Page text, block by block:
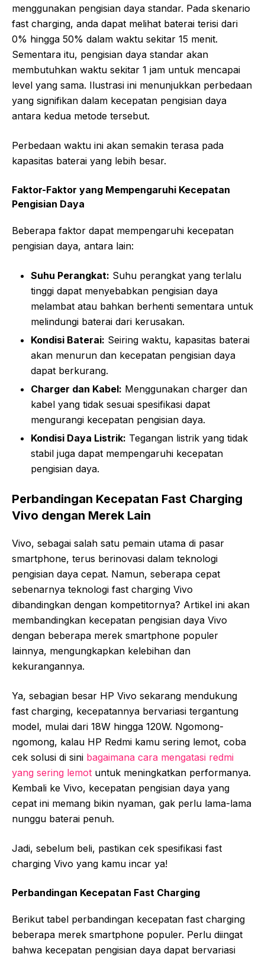
menggunakan pengisian daya standar. Pada skenario
fast charging, anda dapat melihat baterai terisi dari
0% hingga 50% dalam waktu sekitar 15 menit.
Sementara itu, pengisian daya standar akan
membutuhkan waktu sekitar 1 jam untuk mencapai
level yang sama. Ilustrasi ini menunjukkan perbedaan
yang signifikan dalam kecepatan pengisian daya
antara kedua metode tersebut.
Perbedaan waktu ini akan semakin terasa pada
kapasitas baterai yang lebih besar.
Faktor-Faktor yang Mempengaruhi Kecepatan
Pengisian Daya
Beberapa faktor dapat mempengaruhi kecepatan
pengisian daya, antara lain:
Suhu Perangkat: Suhu perangkat yang terlalu
tinggi dapat menyebabkan pengisian daya
melambat atau bahkan berhenti sementara untuk
melindungi baterai dari kerusakan.
Kondisi Baterai: Seiring waktu, kapasitas baterai
akan menurun dan kecepatan pengisian daya
dapat berkurang.
Charger dan Kabel: Menggunakan charger dan
kabel yang tidak sesuai spesifikasi dapat
mengurangi kecepatan pengisian daya.
Kondisi Daya Listrik: Tegangan listrik yang tidak
stabil juga dapat mempengaruhi kecepatan
pengisian daya.
Perbandingan Kecepatan Fast Charging
Vivo dengan Merek Lain
Vivo, sebagai salah satu pemain utama di pasar
smartphone, terus berinovasi dalam teknologi
pengisian daya cepat. Namun, seberapa cepat
sebenarnya teknologi fast charging Vivo
dibandingkan dengan kompetitornya? Artikel ini akan
membandingkan kecepatan pengisian daya Vivo
dengan beberapa merek smartphone populer
lainnya, mengungkapkan kelebihan dan
kekurangannya.
Ya, sebagian besar HP Vivo sekarang mendukung
fast charging, kecepatannya bervariasi tergantung
model, mulai dari 18W hingga 120W. Ngomong-
ngomong, kalau HP Redmi kamu sering lemot, coba
cek solusi di sini bagaimana cara mengatasi redmi
yang sering lemot untuk meningkatkan performanya.
Kembali ke Vivo, kecepatan pengisian daya yang
cepat ini memang bikin nyaman, gak perlu lama-lama
nunggu baterai penuh.
Jadi, sebelum beli, pastikan cek spesifikasi fast
charging Vivo yang kamu incar ya!
Perbandingan Kecepatan Fast Charging
Berikut tabel perbandingan kecepatan fast charging
beberapa merek smartphone populer. Perlu diingat
bahwa kecepatan pengisian daya dapat bervariasi